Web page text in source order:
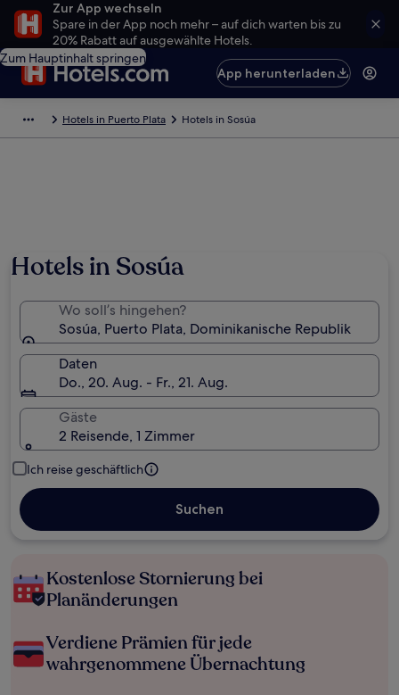
Zur App wechseln
Spare in der App noch mehr – auf dich warten bis zu
20% Rabatt auf ausgewählte Hotels.
Zum Hauptinhalt springen
App herunterladen
Hotels in Puerto Plata Hotels in Sosúa
Hotels in Sosúa
Wo soll’s hingehen?
Sosúa, Puerto Plata, Dominikanische Republik
Daten
Do., 20. Aug. - Fr., 21. Aug.
Gäste
2 Reisende, 1 Zimmer
Ich reise geschäftlich
Suchen
Kostenlose Stornierung bei
Planänderungen
Verdiene Prämien für jede
wahrgenommene Übernachtung